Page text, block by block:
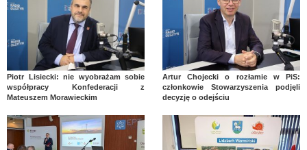
Piotr Lisiecki: nie wyobrażam sobie
współpracy Konfederacji z
Mateuszem Morawieckim
Artur Chojecki o rozłamie w PiS:
członkowie Stowarzyszenia podjęli
decyzję o odejściu